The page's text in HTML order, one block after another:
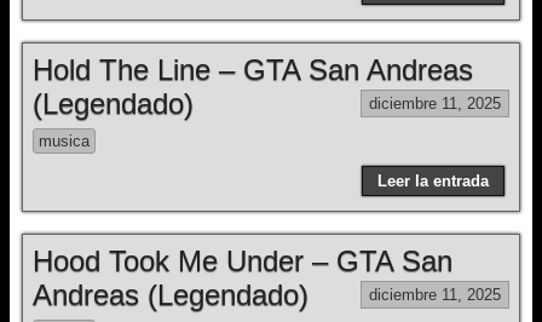
Hold The Line – GTA San Andreas
(Legendado)
diciembre 11, 2025
musica
Leer la entrada
Hood Took Me Under – GTA San
Andreas (Legendado)
diciembre 11, 2025